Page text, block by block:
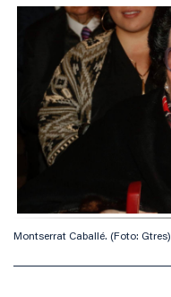
Montserrat Caballé. (Foto: Gtres)